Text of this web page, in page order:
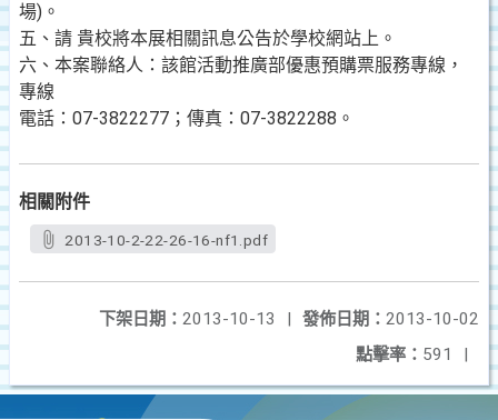
場)。
五、請 貴校將本展相關訊息公告於學校網站上。
六、本案聯絡人：該館活動推廣部優惠預購票服務專線，
專線
電話：07-3822277；傳真：07-3822288。
相關附件
2013-10-2-22-26-16-nf1.pdf
發佈日期： 2013-10-02
下架日期： 2013-10-13
|
點擊率： 591 |